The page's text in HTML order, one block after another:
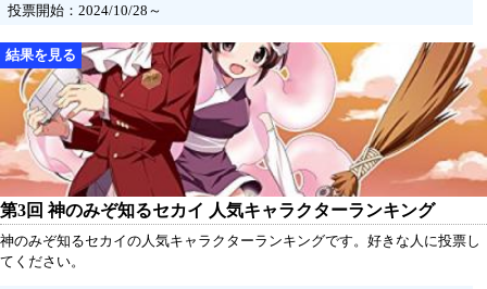
投票開始：2024/10/28～
第3回 神のみぞ知るセカイ 人気キャラクターランキング
神のみぞ知るセカイの人気キャラクターランキングです。好きな人に投票し
てください。